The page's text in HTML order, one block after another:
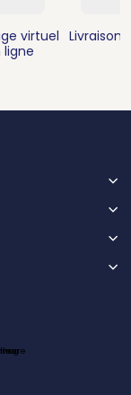
virtuel
ligne
Livraison